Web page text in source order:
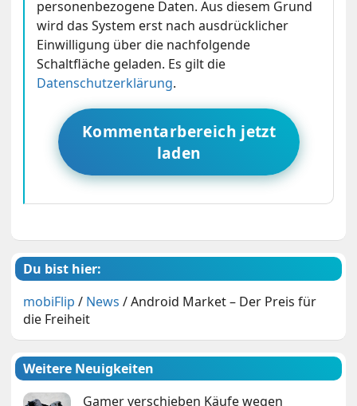
personenbezogene Daten. Aus diesem Grund
wird das System erst nach ausdrücklicher
Einwilligung über die nachfolgende
Schaltfläche geladen. Es gilt die
Datenschutzerklärung.
Kommentarbereich jetzt
laden
Du bist hier:
mobiFlip / News /Android Market – Der Preis für
die Freiheit
Weitere Neuigkeiten
Gamer verschieben Käufe wegen